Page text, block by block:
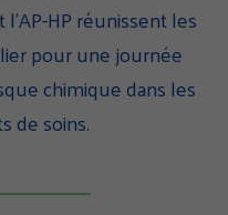
sur
Facebook
(nouvelle
fenêtre)
sur
Twitter
(nouvelle
fenêtre)
sur
HP réunissent les
pour une journée
chimique dans les
de soins.